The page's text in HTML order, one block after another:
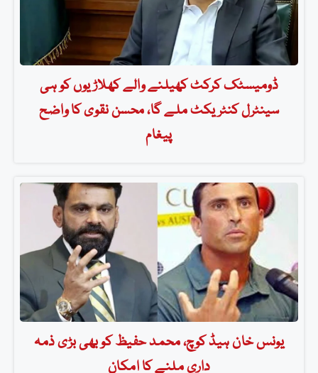
ڈومیسٹک کرکٹ کھیلنے والے کھلاڑیوں کو ہی
سینٹرل کنٹریکٹ ملے گا، محسن نقوی کا واضح
پیغام
یونس خان ہیڈ کوچ، محمد حفیظ کو بھی بڑی ذمہ
داری ملنے کا امکان